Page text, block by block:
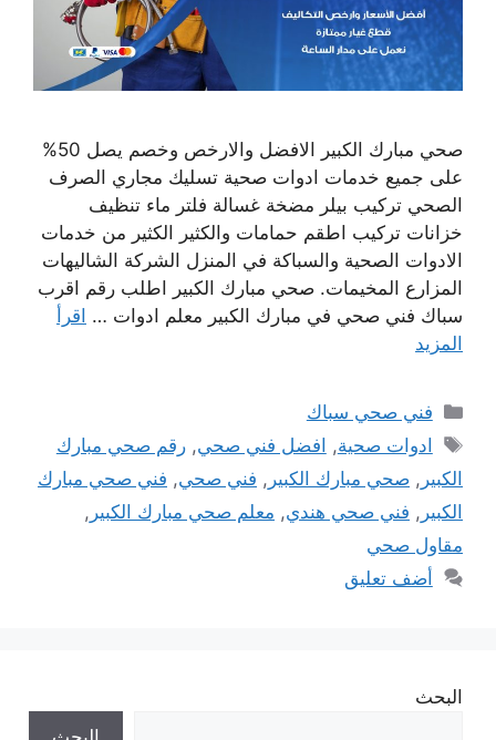
صحي مبارك الكبير الافضل والارخص وخصم يصل 50%
على جميع خدمات ادوات صحية تسليك مجاري الصرف
الصحي تركيب بيلر مضخة غسالة فلتر ماء تنظيف
خزانات تركيب اطقم حمامات والكثير الكثير من خدمات
الادوات الصحية والسباكة في المنزل الشركة الشاليهات
المزارع المخيمات. صحي مبارك الكبير اطلب رقم اقرب
سباك فني صحي في مبارك الكبير معلم ادوات … اقرأ
المزيد
التصنيفات
فني صحي سباك
الوسوم
ادوات صحية, افضل فني صحي,رقم صحي مبارك
الكبير , صحي مبارك الكبير , فني صحي, فني صحي مبارك
الكبير , فني صحي هندي, معلم صحي مبارك الكبير ,
مقاول صحي
أضف تعليق
البحث